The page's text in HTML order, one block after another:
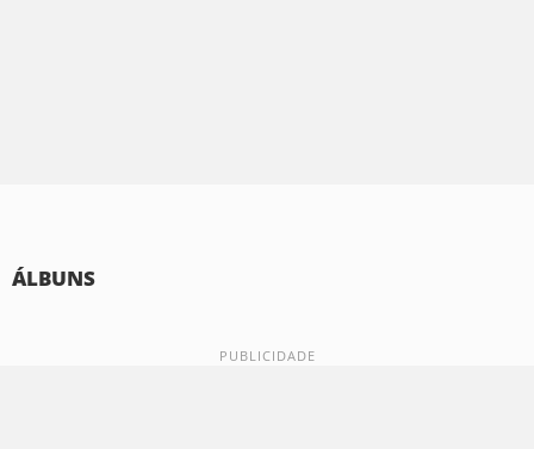
ÁLBUNS